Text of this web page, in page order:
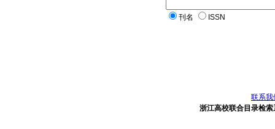
刊名 ISSN
联系我
浙江高校联合目录检索